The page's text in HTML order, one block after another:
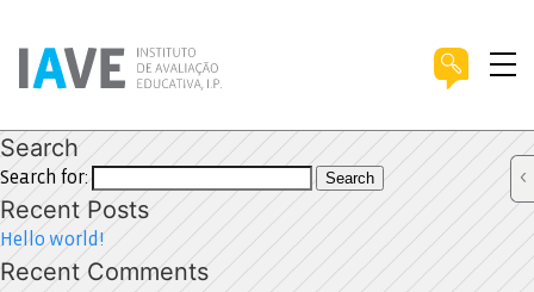
Search
Search for: Search
Recent Posts
Hello world!
Recent Comments